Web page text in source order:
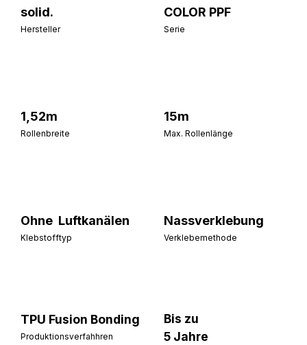
solid.
Hersteller
COLOR PPF
Serie
1,52m
Rollenbreite
15m
Max. Rollenlänge
TPU Fusion Bonding
Produktionsverfahhren
Ohne Luftkanälen
Klebstofftyp
Nassverklebung
Verklebemethode
Bis zu
5 Jahre